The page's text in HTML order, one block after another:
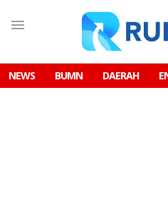
NEWS BUMN DAERAH